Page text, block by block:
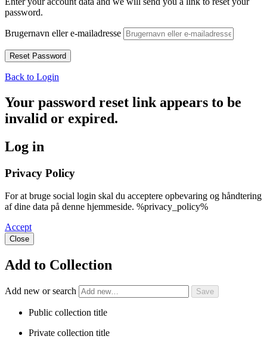
password.
Brugernavn eller e-mailadresse
Back to Login
Your password reset link appears to be
invalid or expired.
Log in
Privacy Policy
For at bruge social login skal du acceptere opbevaring og håndtering
af dine data på denne hjemmeside. %privacy_policy%
Accept
Close
Add to Collection
Add new or search
Public collection title
Private collection title